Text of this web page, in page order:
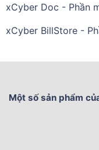
xCyber Doc - Phần
xCyber BillStore -
Một số sản phẩm